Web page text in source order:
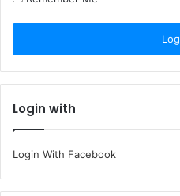
Login with
Login With Facebook